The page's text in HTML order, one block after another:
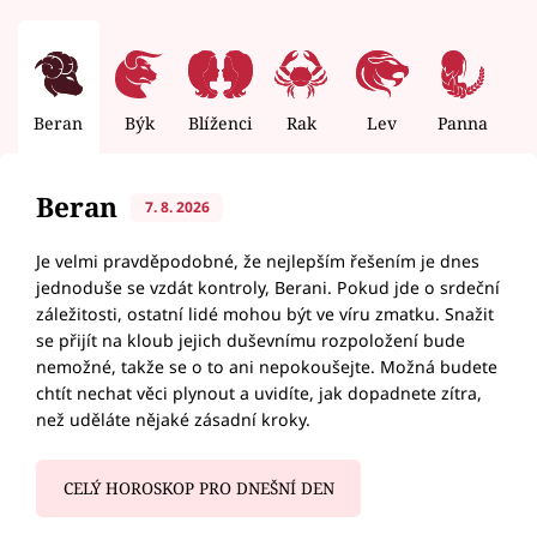
Beran Býk Blíženci Rak Lev Panna
Beran 7. 8. 2026
Je velmi pravděpodobné, že nejlepším řešením je dnes
jednoduše se vzdát kontroly, Berani. Pokud jde o srdeční
záležitosti, ostatní lidé mohou být ve víru zmatku. Snažit
se přijít na kloub jejich duševnímu rozpoložení bude
nemožné, takže se o to ani nepokoušejte. Možná budete
chtít nechat věci plynout a uvidíte, jak dopadnete zítra,
než uděláte nějaké zásadní kroky.
CELÝ HOROSKOP PRO DNEŠNÍ DEN